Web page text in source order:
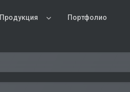
Продукция Портфолио